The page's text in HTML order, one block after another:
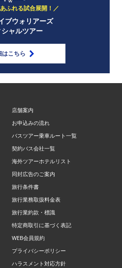
ふれる試合展開！／
ブウォリアーズ
ャルツアー
はこちら
店舗案内
お申込みの流れ
バスツアー乗車ルート一覧
契約バス会社一覧
海外ツアーホテルリスト
同封広告のご案内
旅行条件書
旅行業務取扱料金表
旅行業約款・標識
特定商取引に基づく表記
WEB会員規約
プライバシーポリシー
ハラスメント対応方針